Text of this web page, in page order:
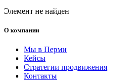
Элемент не найден
О компании
Мы в Перми
Кейсы
Стратегии продвижения
Контакты